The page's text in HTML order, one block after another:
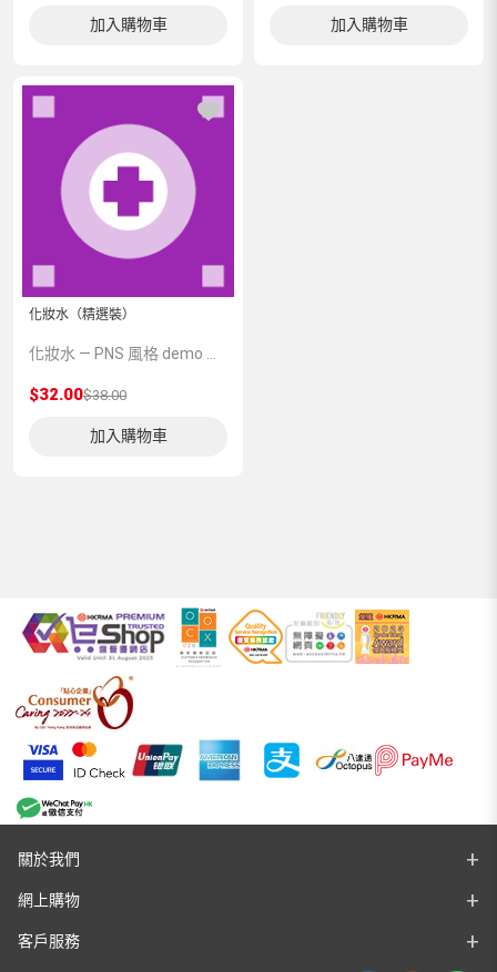
加入購物車 加入購物車
化妝水（精選裝）
$32.00$38.00
加入購物車
關於我們
網上購物
客戶服務